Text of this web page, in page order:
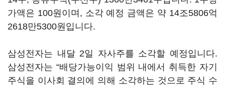
가액은 100원이며, 소각 예정 금액은 약 14조5806억
2618만5300원입니다.
삼성전자는 내달 2일 자사주를 소각할 예정입니다.
삼성전자는 “배당가능이익 범위 내에서 취득한 자기
주식을 이사회 결의에 의해 소각하는 것으로 주식 수